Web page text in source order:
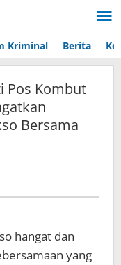
Kriminal Berita
Pos Kombut
Bersama
hangat dan
yang